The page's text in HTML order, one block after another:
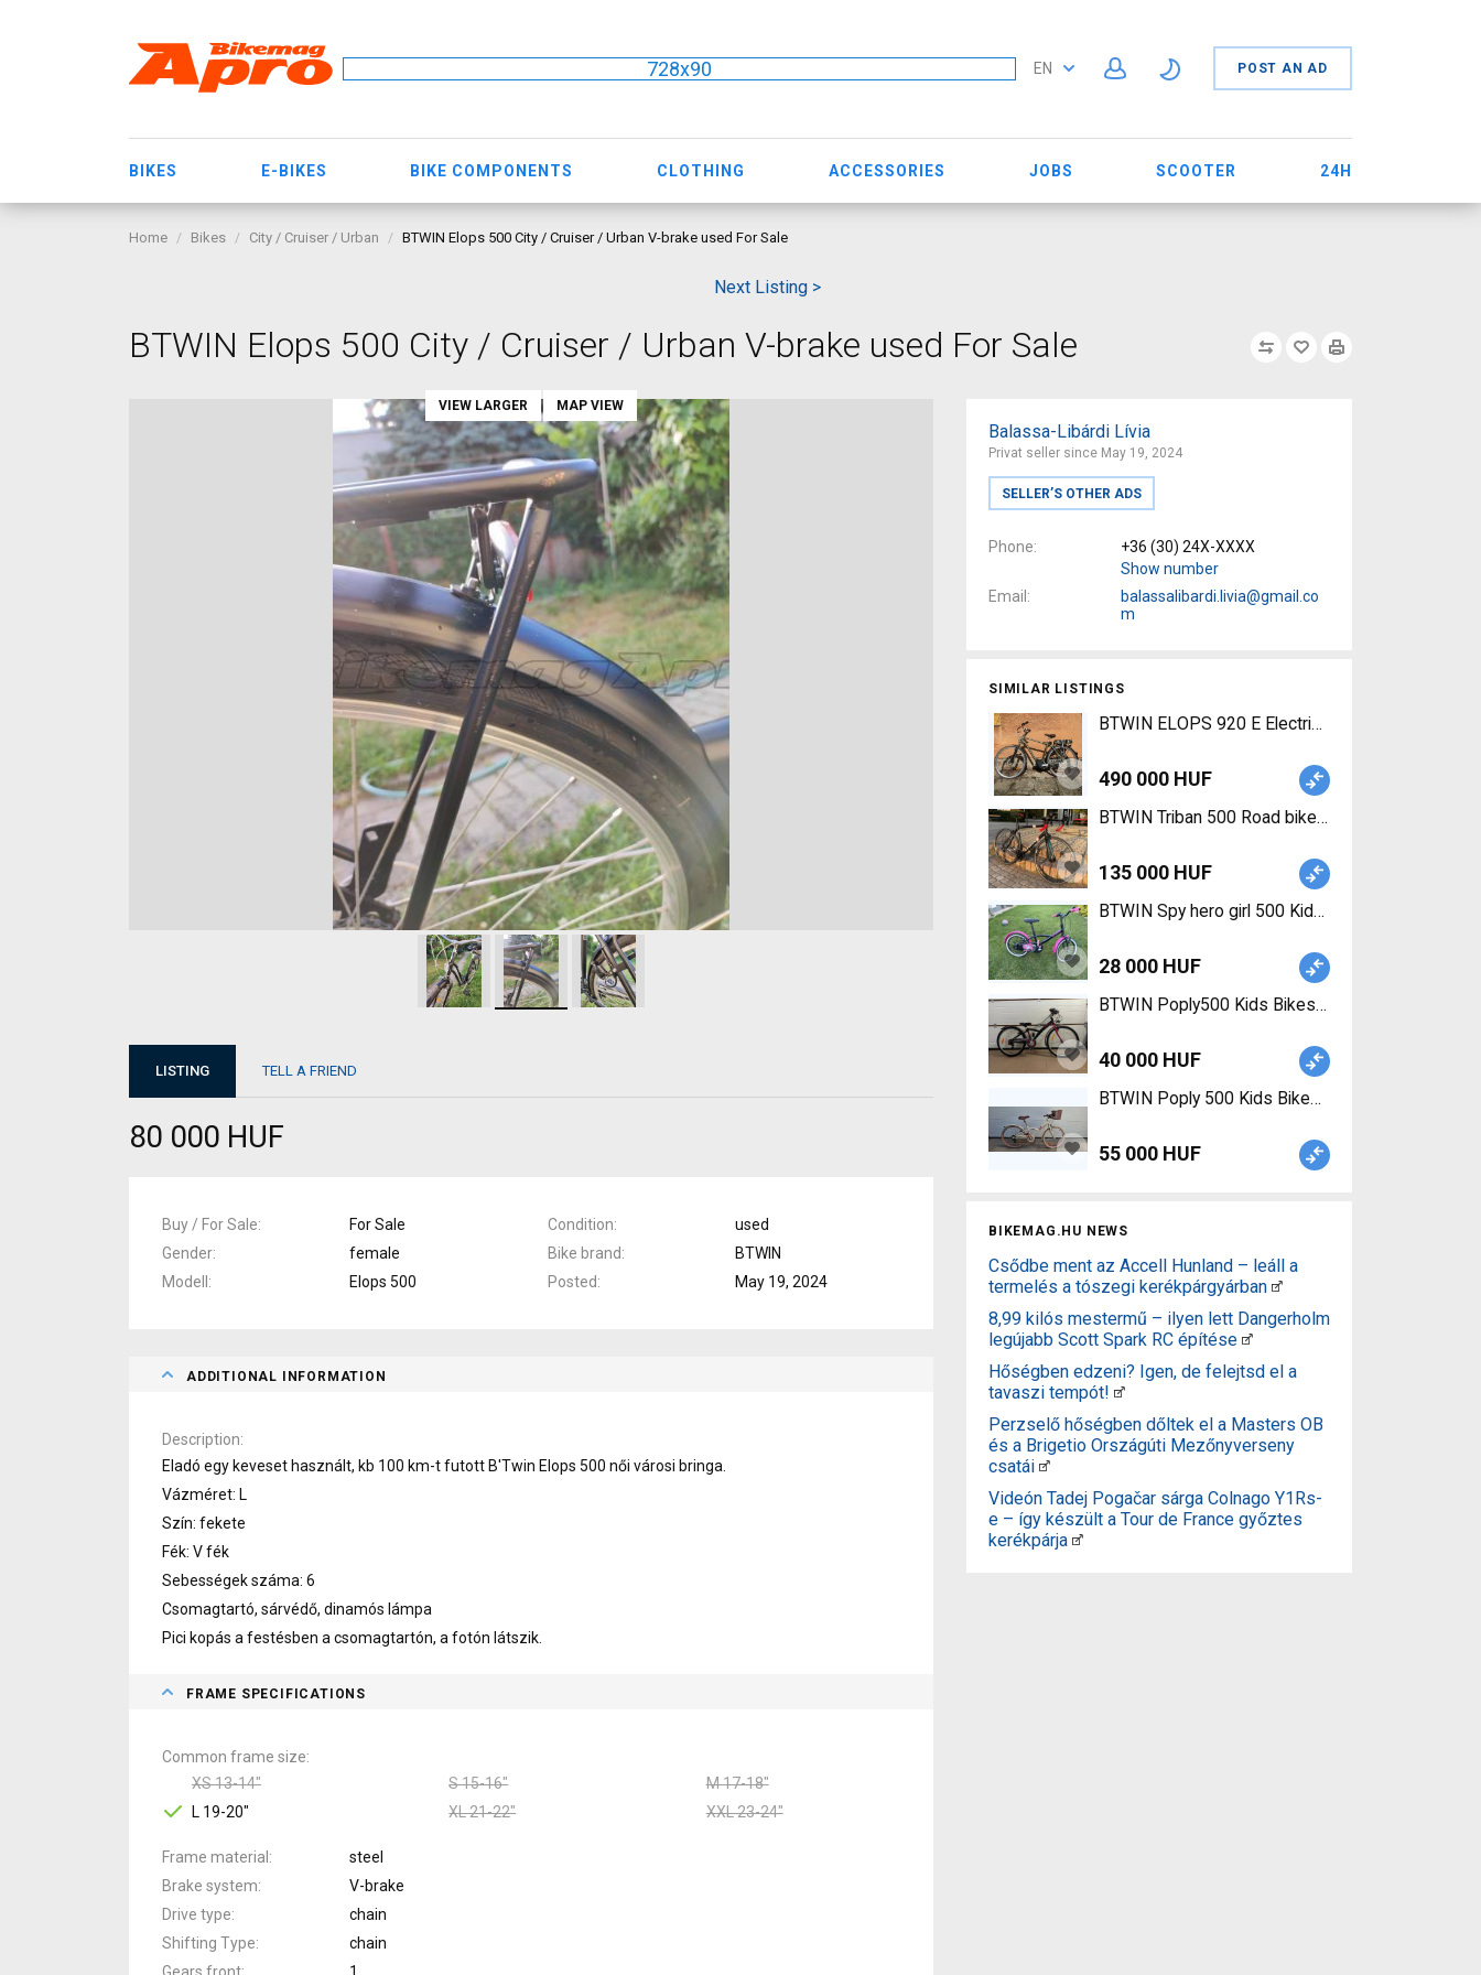
728x90 EN POST AN AD
BIKES E-BIKES BIKE COMPONENTS CLOTHING ACCESSORIES JOBS SCOOTER 24H
Home Bikes City / Cruiser / Urban BTWIN Elops 500 City / Cruiser / Urban V-brake used For Sale
Next Listing >
BTWIN Elops 500 City / Cruiser / Urban V-brake used For Sale
Balassa-Libárdi Lívia
Privat seller since May 19, 2024
SELLER’S OTHER ADS
Phone
+36 (30) 24X-XXXX
Show number
Email
balassalibardi.livia@gmail.co
m
SIMILAR LISTINGS
BTWIN ELOPS 920 E Electric City / Cruiser /
490 000 HUF
BTWIN Triban 500 Road bike _Other calliper
135 000 HUF
BTWIN Spy hero girl 500 Kids Bikes / Children
28 000 HUF
BTWIN Poply500 Kids Bikes / Children Bikes
40 000 HUF
BTWIN Poply 500 Kids Bikes / Children Bikes
55 000 HUF
BIKEMAG.HU NEWS
Csődbe ment az Accell Hunland – leáll a
termelés a tószegi kerékpárgyárban
8,99 kilós mestermű – ilyen lett Dangerholm
legújabb Scott Spark RC építése
Hőségben edzeni? Igen, de felejtsd el a
tavaszi tempót!
Perzselő hőségben dőltek el a Masters OB
és a Brigetio Országúti Mezőnyverseny
csatái
Videón Tadej Pogačar sárga Colnago Y1Rs-
e – így készült a Tour de France győztes
kerékpárja
VIEW LARGER MAP VIEW
LISTING TELL A FRIEND
80 000 HUF
Buy / For Sale For Sale Condition
used
Gender
female Bike brand
BTWIN
Modell
Elops 500 Posted May 19, 2024
ADDITIONAL INFORMATION
Description
Eladó egy keveset használt, kb 100 km-t futott B'Twin Elops 500 női városi bringa.
Vázméret: L
Szín: fekete
Fék: V fék
Sebességek száma: 6
Csomagtartó, sárvédő, dinamós lámpa
Pici kopás a festésben a csomagtartón, a fotón látszik.
FRAME SPECIFICATIONS
Common frame size
XS 13-14"
S 15-16"
M 17-18"
L 19-20"
XL 21-22" XXL 23-24"
Frame material
steel
Brake system
V-brake
Drive type
chain
Shifting Type
chain
Gears front
1